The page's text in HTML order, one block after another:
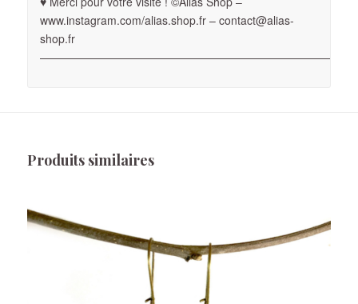
www.instagram.com/alias.shop.fr – contact@alias-
shop.fr
Produits similaires